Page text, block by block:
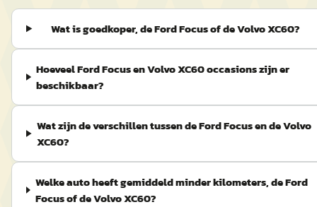
Wat is goedkoper, de Ford Focus of de Volvo XC60?
Hoeveel Ford Focus en Volvo XC60 occasions zijn er
beschikbaar?
Wat zijn de verschillen tussen de Ford Focus en de Volvo
XC60?
Welke auto heeft gemiddeld minder kilometers, de Ford
Focus of de Volvo XC60?